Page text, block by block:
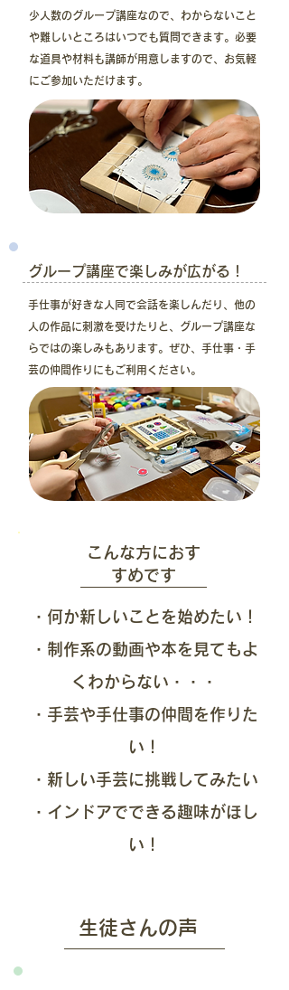
少人数のグループ講座なので、わからないこと
や難しいところはいつでも質問できます。必要
な道具や材料も講師が用意しますので、お気軽
にご参加いただけます。
グループ講座で楽しみが広がる！
手仕事が好きな人同で会話を楽しんだり、他の
人の作品に刺激を受けたりと、グループ講座な
らではの楽しみもあります。ぜひ、手仕事・手
芸の仲間作りにもご利用ください。
こんな方におす
すめです
・何か新しいことを始めたい！
・制作系の動画や本を見てもよ
くわからない・・・
・手芸や手仕事の仲間を作りた
い！
・新しい手芸に挑戦してみたい
・インドアでできる趣味がほし
い！
​生徒さんの声